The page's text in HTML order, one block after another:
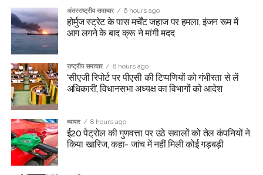
अंतरराष्ट्रीय समाचार 6 hours ago
होर्मुज स्ट्रेट के पास मर्चेंट जहाज पर हमला, इंजन रूम में
आग लगने के बाद क्रू ने मांगी मदद
राष्ट्रीय समाचार 8 hours ago
‘सीएजी रिपोर्ट पर पीएसी की टिप्पणियों को गंभीरता से लें
अधिकारी’, विधानसभा अध्यक्ष का विभागों को आदेश
व्यापार 8 hours ago
ई20 पेट्रोल की गुणवत्ता पर उठे सवालों को तेल कंपनियों ने
किया खारिज, कहा- जांच में नहीं मिली कोई गड़बड़ी